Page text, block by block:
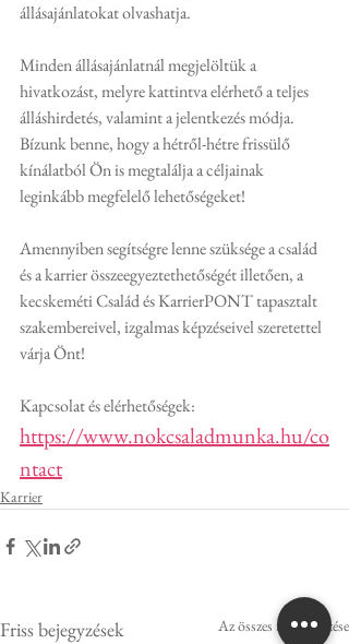
állásajánlatokat olvashatja.
Minden állásajánlatnál megjelöltük a
hivatkozást, melyre kattintva elérhető a teljes
álláshirdetés, valamint a jelentkezés módja.
Bízunk benne, hogy a hétről-hétre frissülő
kínálatból Ön is megtalálja a céljainak
leginkább megfelelő lehetőségeket!
Amennyiben segítségre lenne szüksége a család
és a karrier összeegyeztethetőségét illetően, a
kecskeméti Család és KarrierPONT tapasztalt
szakembereivel, izgalmas képzéseivel szeretettel
várja Önt!
Kapcsolat és elérhetőségek:
https://www.nokcsaladmunka.hu/co
ntact
Karrier
Friss bejegyzések Az összes megtekintése